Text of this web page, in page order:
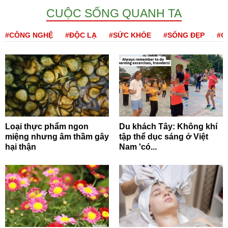
CUỘC SỐNG QUANH TA
#CÔNG NGHỆ #ĐỘC LẠ #SỨC KHỎE #SỐNG ĐẸP
Loại thực phẩm ngon
miệng nhưng âm thầm gây
hại thận
Du khách Tây: Không khí
tập thể dục sáng ở Việt
Nam 'có...